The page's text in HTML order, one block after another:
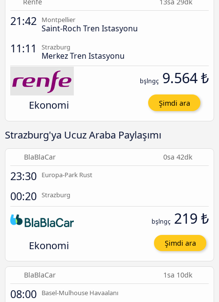
Renfe 13sa 29dk
21:42 Montpellier
Saint-Roch Tren Istasyonu
11:11 Strazburg
Merkez Tren Istasyonu
Ekonomi
bşlngç 9.564 ₺
Şimdi ara
Strazburg'ya Ucuz Araba Paylaşımı
BlaBlaCar 0sa 42dk
23:30 Europa-Park Rust
00:20 Strazburg
Ekonomi
bşlngç 219 ₺
Şimdi ara
BlaBlaCar 1sa 10dk
08:00 Basel-Mulhouse Havaalanı